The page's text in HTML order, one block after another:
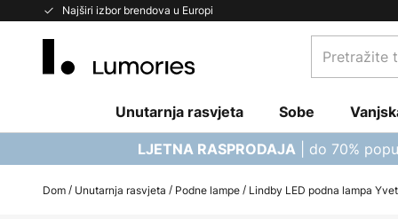
Najširi izbor brendova u Europi
Skip
Pretražite
trgovinu...
Unutarnja rasvjeta Sobe
LJETNA RASPRODAJA | do 70%
Dom Unutarnja rasvjeta Podne lampe Lindby LED podna lampa